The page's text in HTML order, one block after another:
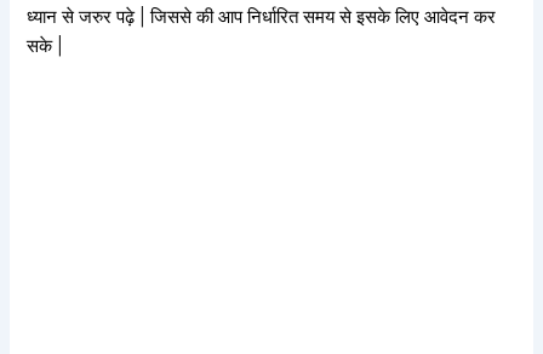
ध्यान से जरुर पढ़े | जिससे की आप निर्धारित समय से इसके लिए आवेदन कर
सके |